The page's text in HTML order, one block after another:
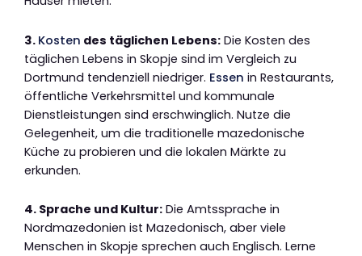
3. Kosten des täglichen Lebens: Die Kosten des
täglichen Lebens in Skopje sind im Vergleich zu
Dortmund tendenziell niedriger. Essen in Restaurants,
öffentliche Verkehrsmittel und kommunale
Dienstleistungen sind erschwinglich. Nutze die
Gelegenheit, um die traditionelle mazedonische
Küche zu probieren und die lokalen Märkte zu
erkunden.
4. Sprache und Kultur: Die Amtssprache in
Nordmazedonien ist Mazedonisch, aber viele
Menschen in Skopje sprechen auch Englisch. Lerne